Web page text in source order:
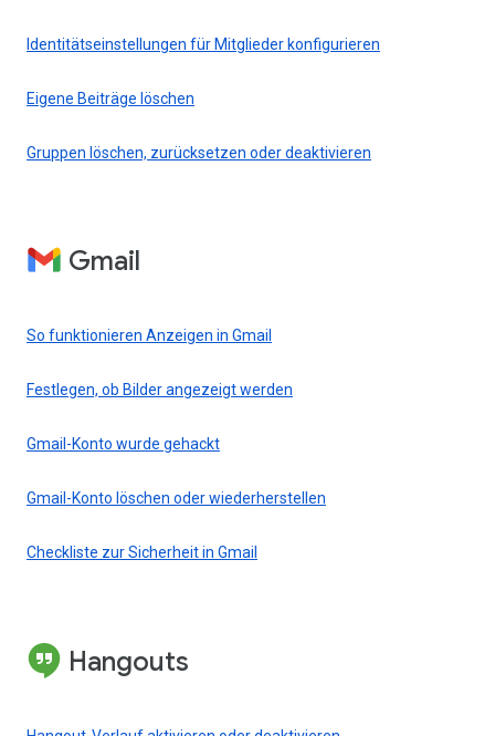
Identitätseinstellungen für Mitglieder konfigurieren
Eigene Beiträge löschen
Gruppen löschen, zurücksetzen oder deaktivieren
Gmail
So funktionieren Anzeigen in Gmail
Festlegen, ob Bilder angezeigt werden
Gmail-Konto wurde gehackt
Gmail-Konto löschen oder wiederherstellen
Checkliste zur Sicherheit in Gmail
Hangouts